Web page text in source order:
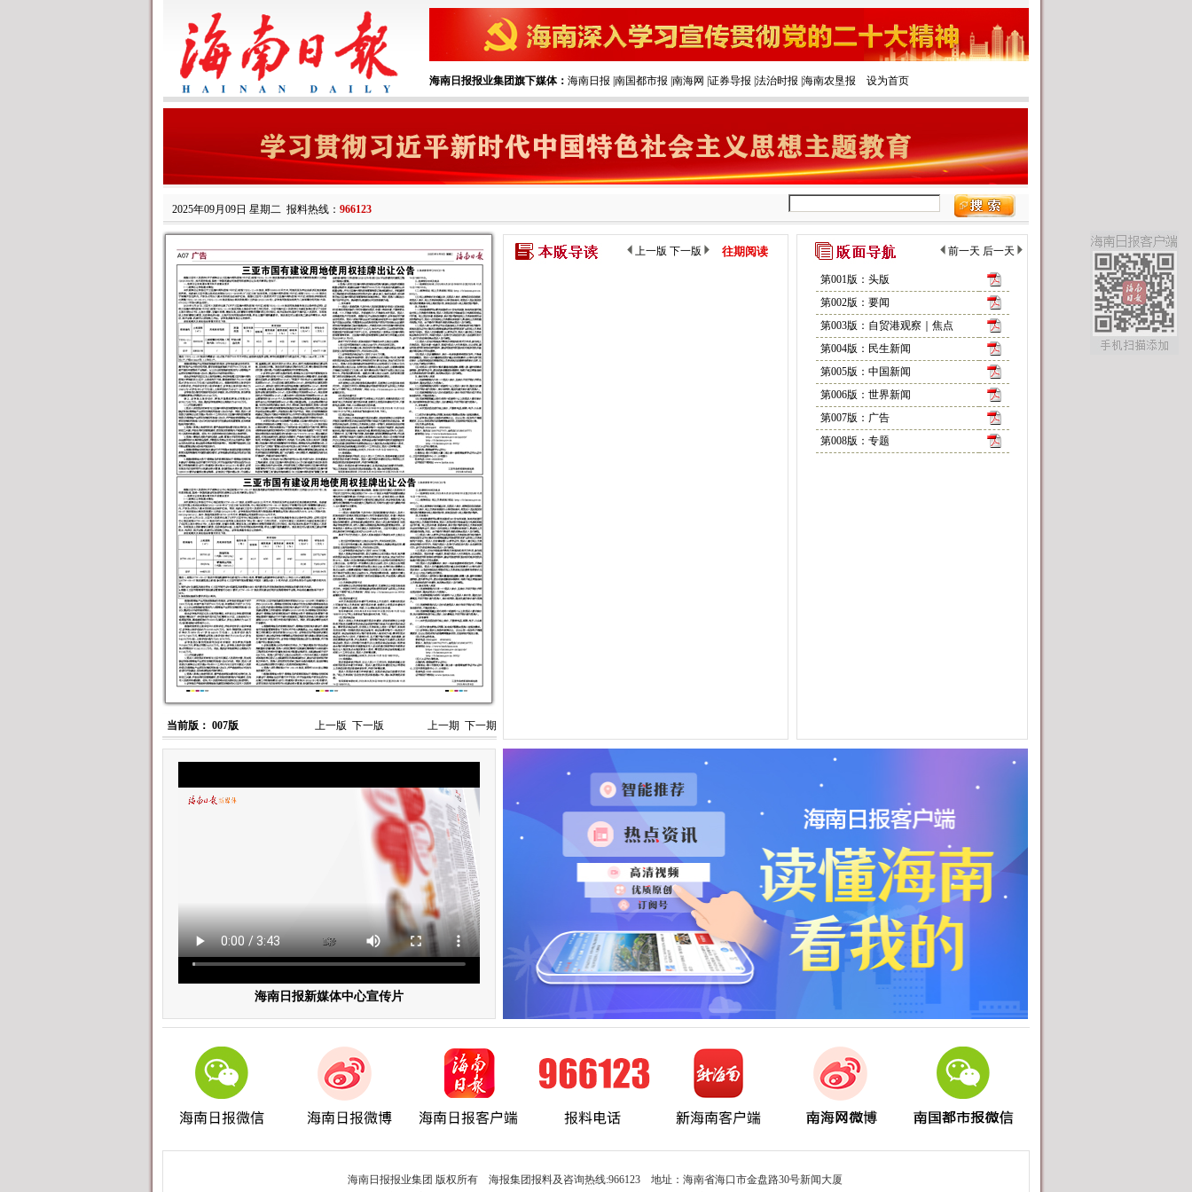
海南日报报业集团旗下媒体： 海南日报 南国都市报 南海网 证券导报 法治时报 海南农垦报 设为首页
2025年09月09日 星期二 报料热线： 966123
当前版： 007版 上一版 下一版 上一期 下一期
上一版 下一版 往期阅读 前一天 后一天
第001版：头版
第002版：要闻
第003版：自贸港观察｜焦点
第004版：民生新闻
第005版：中国新闻
第006版：世界新闻
第007版：广告
第008版：专题